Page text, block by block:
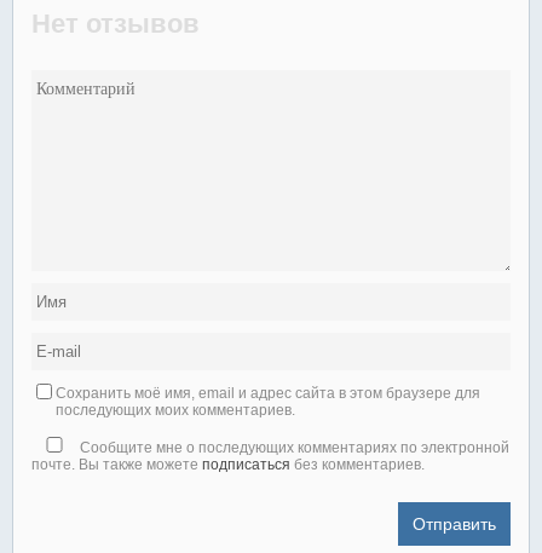
Нет отзывов
Сохранить моё имя, email и адрес сайта в этом браузере для
последующих моих комментариев.
Сообщите мне о последующих комментариях по электронной
почте. Вы также можете подписаться без комментариев.